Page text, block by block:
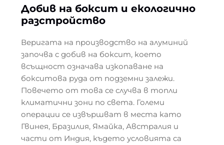
Добив на боксит и екологично
разстройство
Веригата на производство на алуминий
започва с добив на боксит, което
всъщност означава изкопаване на
бокситова руда от подземни залежи.
Повечето от това се случва в топли
климатични зони по света. Големи
операции се извършват в места като
Гвинея, Бразилия, Ямайка, Австралия и
части от Индия, където условията са